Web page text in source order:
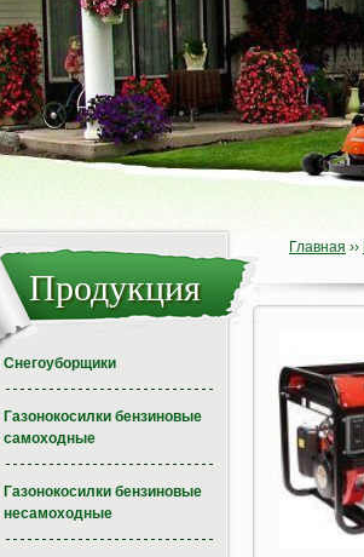
Главная ››
Продукция
Снегоуборщики
Газонокосилки бензиновые
самоходные
Газонокосилки бензиновые
несамоходные